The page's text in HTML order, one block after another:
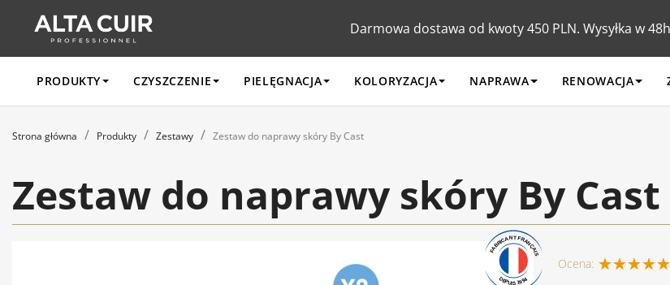
Darmowa dostawa od kwoty 450 PLN. Wysyłka w 48h
PRODUKTY CZYSZCZENIE PIELĘGNACJA KOLORYZACJA NAPRAWA RENOWACJA
Strona główna Produkty Zestawy Zestaw do naprawy skóry By Cast
Zestaw do naprawy skóry By Cast
Ocena: